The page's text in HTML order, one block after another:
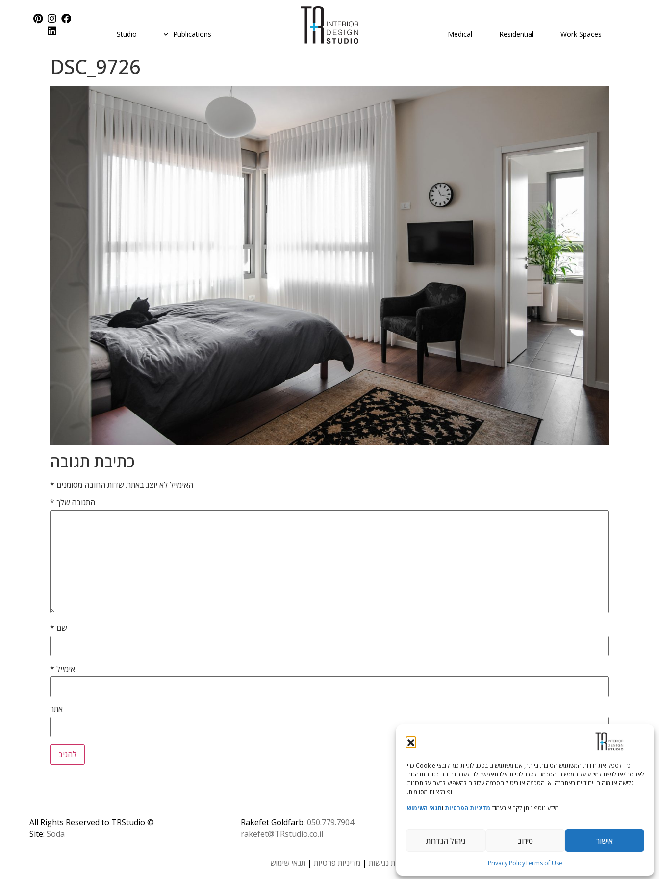
כדי לספק את חוויות המשתמש הטובות ביותר, אנו משתמשים בטכנולוגיות כמו קובצי Cookie כדי
לאחסן ו/או לגשת למידע על המכשיר. הסכמה לטכנולוגיות אלו תאפשר לנו לעבד נתונים כגון התנהגות
גלישה או מזהים ייחודיים באתר זה. אי הסכמה או ביטול הסכמה עלולים להשפיע לרעה על תכונות
ופונקציות מסוימות.
מידע נוסף ניתן לקרוא בעמוד מדיניות הפרטיות ותנאי השימוש
אישור סירוב ניהול הגדרות
Terms of Use
Privacy Policy
Work Spaces
Residential
Medical
Publications
Studio
DSC_9726
כתיבת תגובה
האימייל לא יוצג באתר.שדות החובה מסומנים *
התגובה שלך *
שם *
אימייל *
אתר
Rakefet Goldfarb:050.779.7904
rakefet@TRstudio.co.il
© All Rights Reserved to TRStudio
Site:Soda
הצהרת נגישות | מדיניות פרטיות | תנאי שימוש